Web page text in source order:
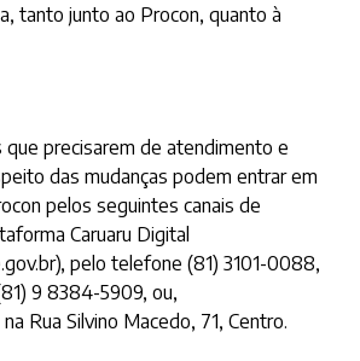
tanto junto ao Procon, quanto à
que precisarem de atendimento e
das mudanças podem entrar em
pelos seguintes canais de
Caruaru Digital
pelo telefone (81) 3101-0088,
9 8384-5909, ou,
Rua Silvino Macedo, 71, Centro.